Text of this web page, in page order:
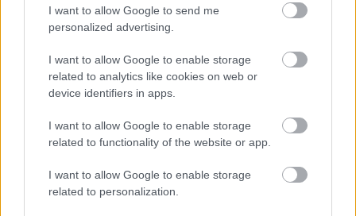
I want to allow Google to send me
personalized advertising.
I want to allow Google to enable storage
related to analytics like cookies on web or
device identifiers in apps.
I want to allow Google to enable storage
related to functionality of the website or app.
I want to allow Google to enable storage
related to personalization.
Emlékeztek, még? Ez volt az eredeti. Keressük a
régi nagy méretű változatát, hogy ezt is
Címkék:közösség matrica miblog sticker rallye dream